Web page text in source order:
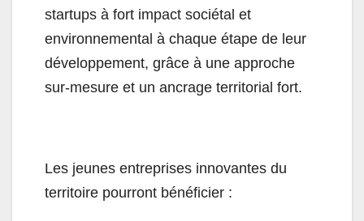
startups à fort impact sociétal et
environnemental à chaque étape de leur
développement, grâce à une approche
sur-mesure et un ancrage territorial fort.
Les jeunes entreprises innovantes du
territoire pourront bénéficier :